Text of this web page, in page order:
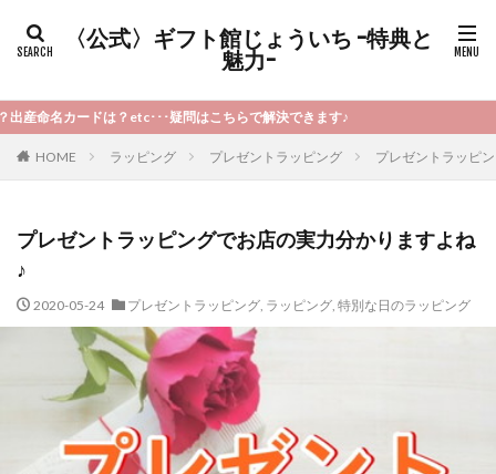
〈公式〉ギフト館じょういち -特典と
魅力-
問はこちらで解決できます♪
HOME ラッピング プレゼントラッピング プレゼントラッピ
プレゼントラッピングでお店の実力分かりますよね
♪
2020-05-24 プレゼントラッピング, ラッピング, 特別な日のラッピング